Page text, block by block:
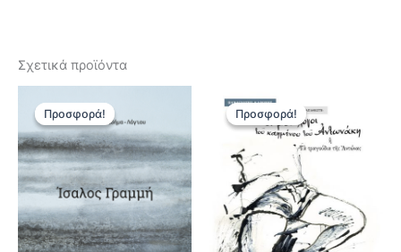
Σχετικά προϊόντα
Προσφορά!
Προσφορά! Προσφορά!
Προσφορά!